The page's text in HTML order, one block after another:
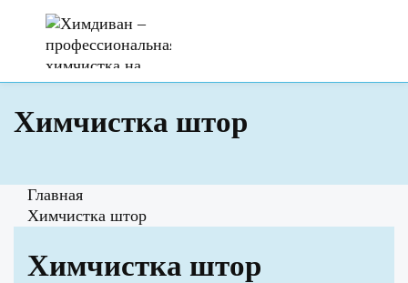
Химчистка штор
Главная
Химчистка штор
Химчистка штор